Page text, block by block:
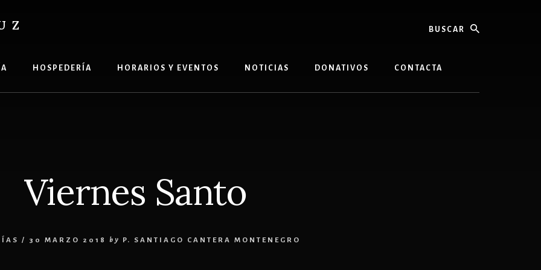
HOSPEDERÍA HORARIOS Y EVENTOS NOTICIAS DONATIVOS CONTACTA
Viernes Santo
/ 30 MARZO 2018 by P. SANTIAGO CANTERA MONTENEGRO